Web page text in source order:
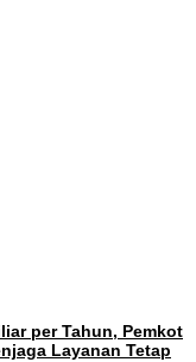
per Tahun, Pemkot
Layanan Tetap